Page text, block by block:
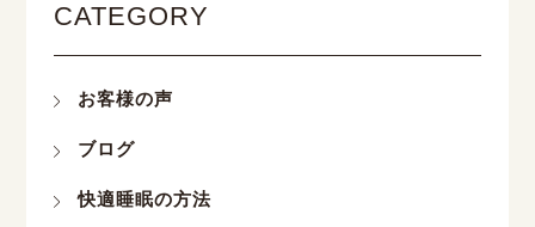
CATEGORY
お客様の声
ブログ
快適睡眠の方法